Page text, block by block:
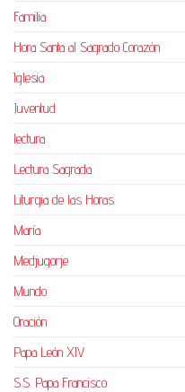
Familia
Hora Santa al Sagrado Corazón
Iglesia
Juventud
lectura
Lectura Sagrada
Liturgia de las Horas
María
Medjugorje
Mundo
Oración
Papa León XIV
S.S. Papa Francisco